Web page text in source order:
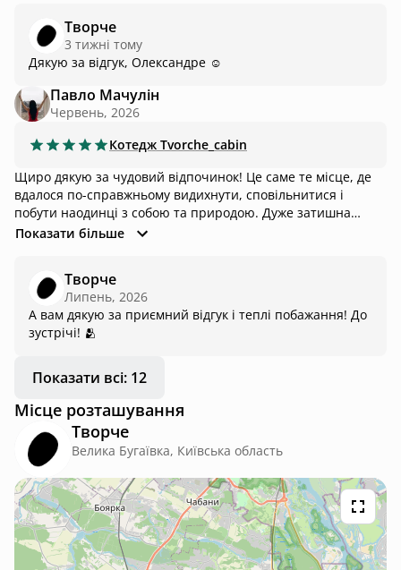
Творче
3 тижні тому
Дякую за відгук, Олександре ☺️
Павло Мачулін
Червень, 2026
Котедж Tvorche_cabin
Щиро дякую за чудовий відпочинок! Це саме те місце, де
вдалося по-справжньому видихнути, сповільнитися і
побути наодинці з собою та природою. Дуже затишна
атмосфера, чистота, комфорт і увага до деталей створюють
відключитися від міської метушні. Саме за такими
емоціями хочеться повертатися знову. Дякую за
гостинність і турботу. Бажаю вам багато вдячних гостей і
процвітання!
Показати більше
Творче
Липень, 2026
А вам дякую за приємний відгук і теплі побажання! До
зустрічі! 🫂
Показати всі: 12
Місце розташування
Творче
Велика Бугаївка, Київська область